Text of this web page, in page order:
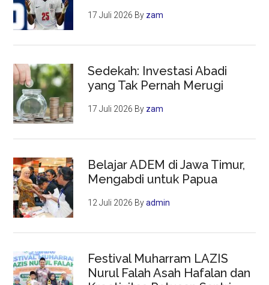
17 Juli 2026 By zam
Sedekah: Investasi Abadi
yang Tak Pernah Merugi
17 Juli 2026 By zam
Belajar ADEM di Jawa Timur,
Mengabdi untuk Papua
12 Juli 2026 Byadmin
Festival Muharram LAZIS
Nurul Falah Asah Hafalan dan